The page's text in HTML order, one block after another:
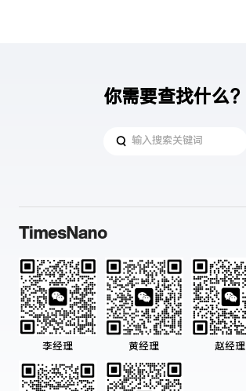
你需要查找什么？
李经理 黄经理 赵经理